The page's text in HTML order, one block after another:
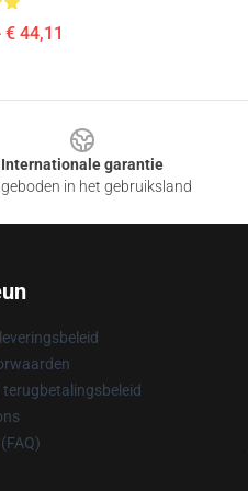
44,11
Internationale garantie
in het gebruiksland
terugbetalingsbeleid